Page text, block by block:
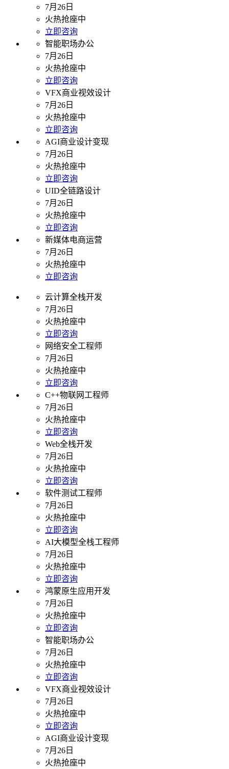
7月26日
火热抢座中
立即咨询
智能职场办公
7月26日
火热抢座中
立即咨询
VFX商业视效设计
7月26日
火热抢座中
立即咨询
AGI商业设计变现
7月26日
火热抢座中
立即咨询
UID全链路设计
7月26日
火热抢座中
立即咨询
新媒体电商运营
7月26日
火热抢座中
立即咨询
云计算全栈开发
7月26日
火热抢座中
立即咨询
网络安全工程师
7月26日
火热抢座中
立即咨询
C++物联网工程师
7月26日
火热抢座中
立即咨询
Web全栈开发
7月26日
火热抢座中
立即咨询
软件测试工程师
7月26日
火热抢座中
立即咨询
AI大模型全栈工程师
7月26日
火热抢座中
立即咨询
鸿蒙原生应用开发
7月26日
火热抢座中
立即咨询
智能职场办公
7月26日
火热抢座中
立即咨询
VFX商业视效设计
7月26日
火热抢座中
立即咨询
AGI商业设计变现
7月26日
火热抢座中